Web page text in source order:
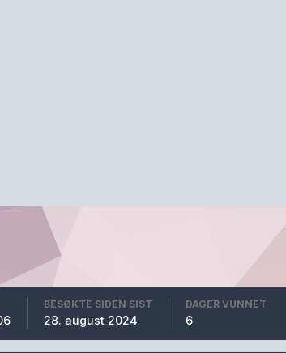
BESØKTE SIDEN SIST
28. august 2024
DAGER VUNNET
6